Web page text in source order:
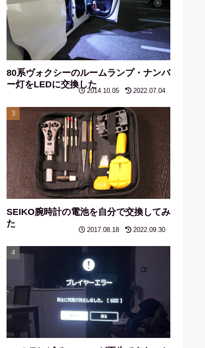
80系ヴォクシーのルームランプ・ナンバ
ー灯をLEDに交換した
2014.10.05 2022.07.04
SEIKO腕時計の電池を自分で交換してみ
た
2017.08.18 2022.09.30